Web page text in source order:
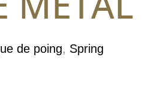
de poing, Spring